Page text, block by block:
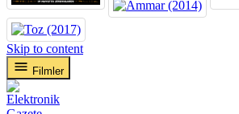
Skip to content
Filmler